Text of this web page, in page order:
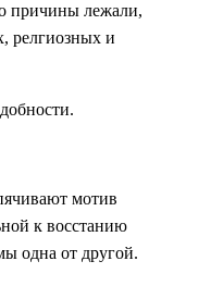
причины лежали,
релгиозных и
мотив
к восстанию
одна от другой.